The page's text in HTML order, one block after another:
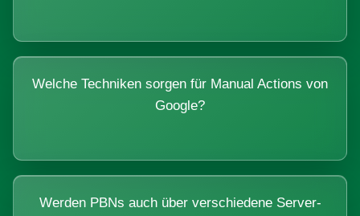
Welche Techniken sorgen für Manual Actions von
Google?
Werden PBNs auch über verschiedene Server-